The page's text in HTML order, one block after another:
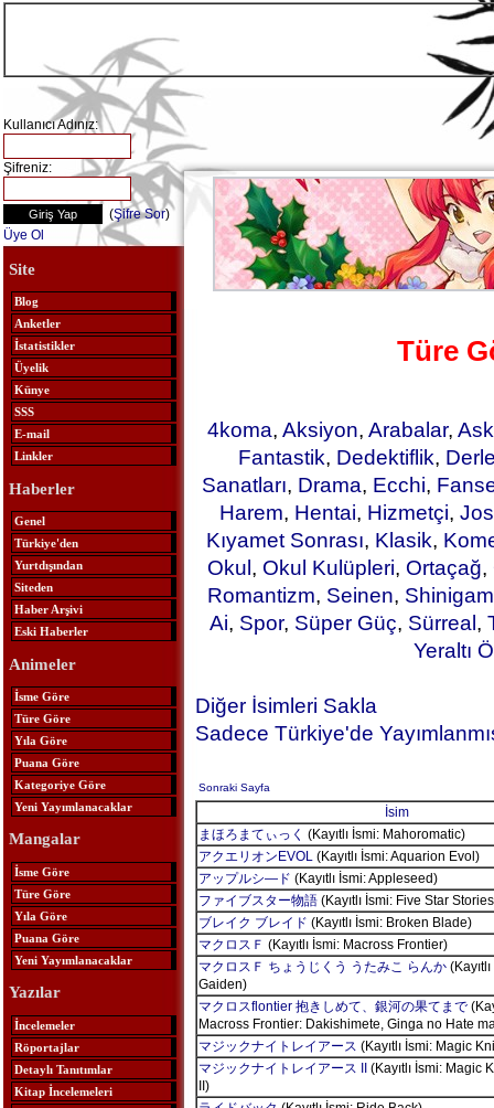
Kullanıcı Adınız:
Şifreniz:
(Şifre Sor)
Üye Ol
Site
Blog
Anketler
İstatistikler
Üyelik
Künye
SSS
E-mail
Linkler
Haberler
Genel
Türkiye'den
Yurtdışından
Siteden
Haber Arşivi
Eski Haberler
Animeler
İsme Göre
Türe Göre
Yıla Göre
Puana Göre
Kategoriye Göre
Yeni Yayımlanacaklar
Mangalar
İsme Göre
Türe Göre
Yıla Göre
Puana Göre
Yeni Yayımlanacaklar
Yazılar
İncelemeler
Röportajlar
Detaylı Tanıtımlar
Kitap İncelemeleri
Türe
4koma, Aksiyon, Arabalar,
Fantastik, Dedektiflik,
Sanatları, Drama, Ecchi,
Harem, Hentai, Hizmetçi,
Kıyamet Sonrası, Klasik,
Okul , Okul Kulüpleri, Ortaçağ,
Romantizm, Seinen,
Ai, Spor, Süper Güç, Sürreal ,
Yeraltı
Diğer İsimleri Sakla
Sadece Türkiye'de
Sonraki Sayfa
İsim
まほろまてぃっく (Kayıtlı İsmi: Mahoromatic)
アクエリオンEVOL(Kayıtlı İsmi: Aquarion Evol)
アップルシ―ド (Kayıtlı İsmi: Appleseed)
ファイブスター物語(Kayıtlı İsmi: Five Star
ブレイク ブレイド (Kayıtlı İsmi: Broken Blade)
マクロスＦ (Kayıtlı İsmi: Macross Frontier)
マクロスＦ ちょうじくう うたみこ らんか
Gaiden)
マクロスflontier 抱きしめて、銀河の果てまで
Macross Frontier: Dakishimete, Ginga no Hate
マジックナイトレイアース (Kayıtlı İsmi: Magic
マジックナイトレイアース II
(Kayıtlı İsmi: Magic
II)